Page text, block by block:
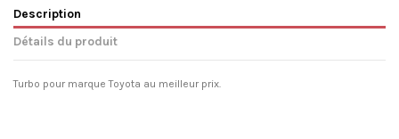
Description
Détails du produit
Turbo pour marque Toyota au meilleur prix.